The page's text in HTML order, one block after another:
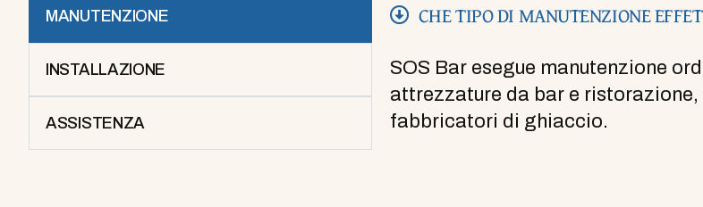
MANUTENZIONE
INSTALLAZIONE
ASSISTENZA
CHE TIPO DI MANUTENZIONE
SOS Bar esegue manutenzione
attrezzature da bar e
fabbricatori di ghiaccio.